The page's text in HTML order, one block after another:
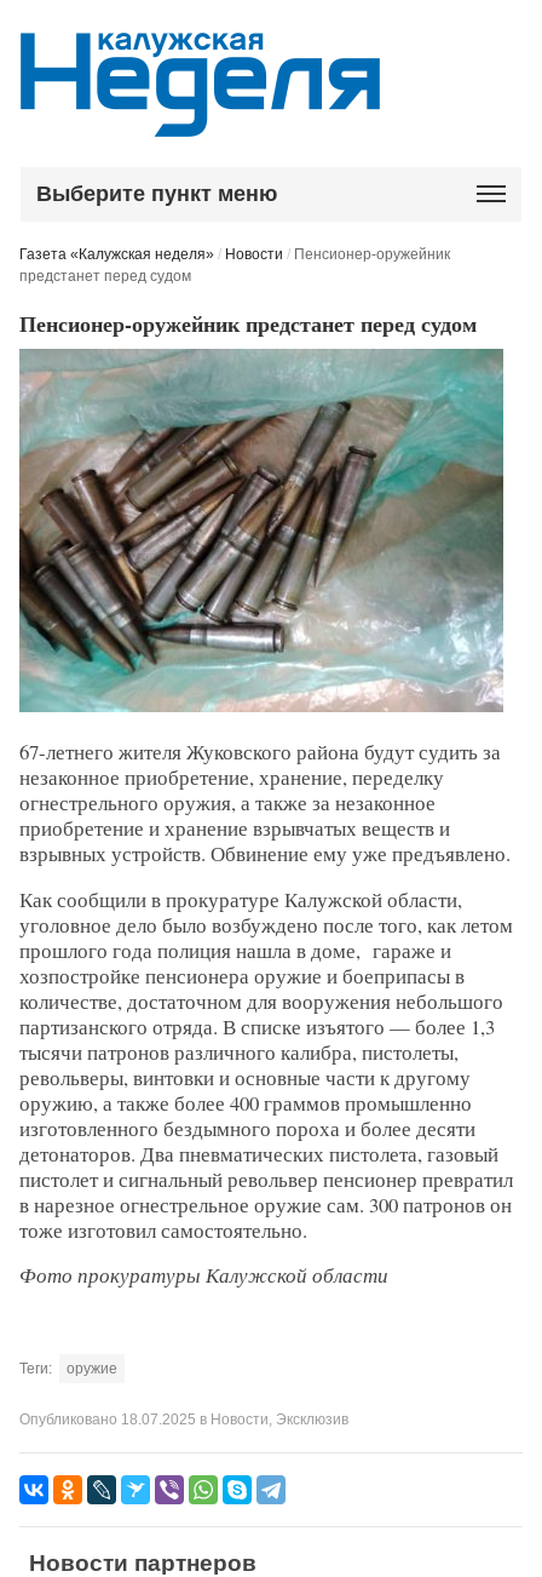
Выберите пункт меню
Газета «Калужская неделя» / Новости / Пенсионер-оружейник
предстанет перед судом
Пенсионер-оружейник предстанет перед судом
67-летнего жителя Жуковского района будут судить за
незаконное приобретение, хранение, переделку
огнестрельного оружия, а также за незаконное
приобретение и хранение взрывчатых веществ и
взрывных устройств. Обвинение ему уже предъявлено.
Как сообщили в прокуратуре Калужской области,
уголовное дело было возбуждено после того, как летом
прошлого года полиция нашла в доме, гараже и
хозпостройке пенсионера оружие и боеприпасы в
количестве, достаточном для вооружения небольшого
партизанского отряда. В списке изъятого — более 1,3
тысячи патронов различного калибра, пистолеты,
револьверы, винтовки и основные части к другому
оружию, а также более 400 граммов промышленно
изготовленного бездымного пороха и более десяти
детонаторов. Два пневматических пистолета, газовый
пистолет и сигнальный револьвер пенсионер превратил
в нарезное огнестрельное оружие сам. 300 патронов он
тоже изготовил самостоятельно.
Фото прокуратуры Калужской области
Теги: оружие
Опубликовано 18.07.2025 в Новости, Эксклюзив
Новости партнеров